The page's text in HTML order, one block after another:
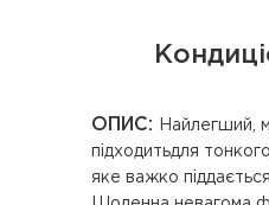
ОПИС:
Найлегший,
підходитьдля
яке важко
слабкому,
Відновлює